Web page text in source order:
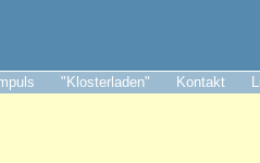
"Klosterladen" Kontakt